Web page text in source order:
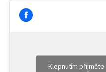
Klepnutím